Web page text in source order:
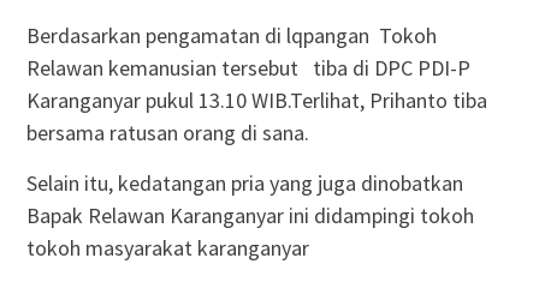
Berdasarkan pengamatan di lqpangan Tokoh
Relawan kemanusian tersebut tiba di DPC PDI-P
Karanganyar pukul 13.10 WIB.Terlihat, Prihanto tiba
bersama ratusan orang di sana.
Selain itu, kedatangan pria yang juga dinobatkan
Bapak Relawan Karanganyar ini didampingi tokoh
tokoh masyarakat karanganyar